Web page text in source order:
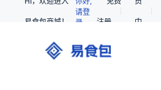
易食包商城！
请登
录
注册
中